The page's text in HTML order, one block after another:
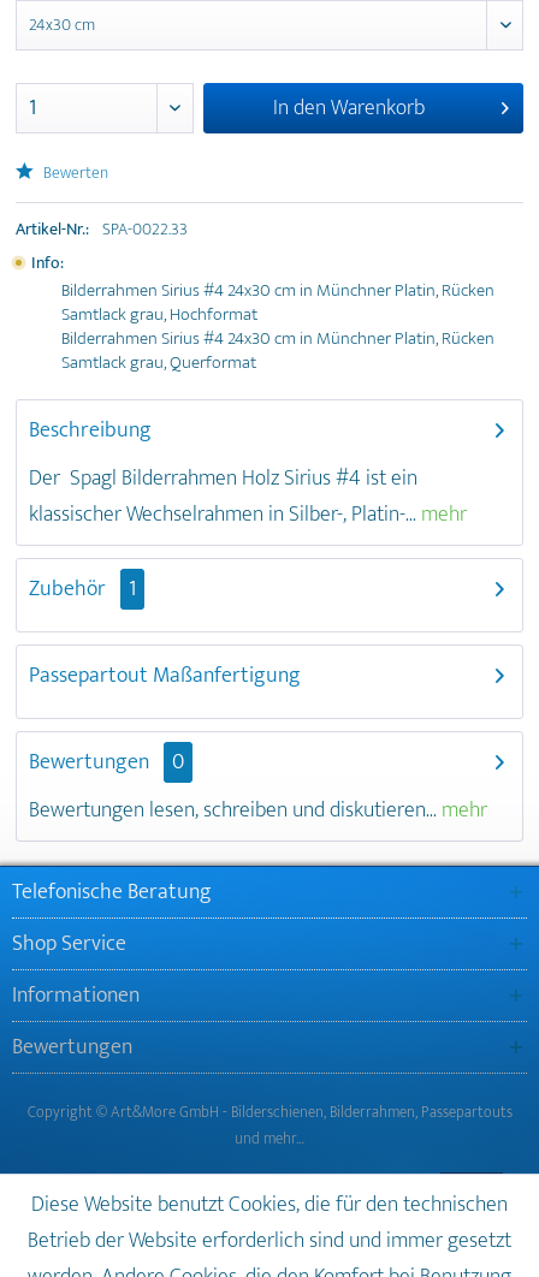
In denWarenkorb
Bewerten
Artikel-Nr.: SPA-0022.33
Info:
Bilderrahmen Sirius #4 24x30 cm in Münchner Platin, Rücken
Samtlack grau, Hochformat
Bilderrahmen Sirius #4 24x30 cm in Münchner Platin, Rücken
Samtlack grau, Querformat
Beschreibung
Der Spagl Bilderrahmen Holz Sirius #4 ist ein
klassischer Wechselrahmen in Silber-, Platin-... mehr
Zubehör 1
Passepartout Maßanfertigung
Bewertungen
0
Bewertungen lesen, schreiben und diskutieren... mehr
Telefonische Beratung
Shop Service
Informationen
Bewertungen
Copyright © Art&More GmbH - Bilderschienen, Bilderrahmen, Passepartouts
und mehr…
Diese Website benutzt Cookies, die für den technischen
Betrieb der Website erforderlich sind und immer gesetzt